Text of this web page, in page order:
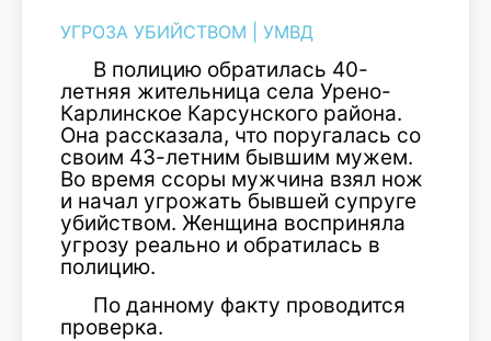
УГРОЗА УБИЙСТВОМ УМВД
В полицию обратилась 40-
летняя жительница села Урено-
Карлинское Карсунского района.
Она рассказала, что поругалась со
своим 43-летним бывшим мужем.
Во время ссоры мужчина взял нож
и начал угрожать бывшей супруге
убийством. Женщина восприняла
угрозу реально и обратилась в
полицию.
По данному факту проводится
проверка.